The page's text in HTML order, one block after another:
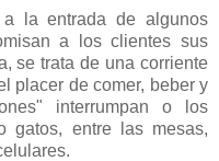
la entrada de algunos
a los clientes sus
se trata de una corriente
placer de comer, beber y
interrumpan o los
gatos, entre las mesas,